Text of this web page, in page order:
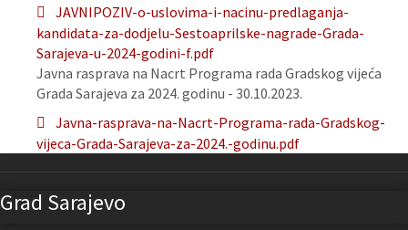
JAVNIPOZIV-o-uslovima-i-nacinu-predlaganja-
kandidata-za-dodjelu-Sestoaprilske-nagrade-Grada-
Sarajeva-u-2024-godini-f.pdf
Javna rasprava na Nacrt Programa rada Gradskog vijeća
Grada Sarajeva za 2024. godinu - 30.10.2023.
Javna-rasprava-na-Nacrt-Programa-rada-Gradskog-
vijeca-Grada-Sarajeva-za-2024.-godinu.pdf
Grad Sarajevo